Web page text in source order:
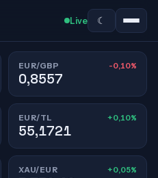
Live ☾
EUR/GBP -0,10%
0,8557
EUR/TL +0,10%
55,1721
XAU/EUR +0,05%